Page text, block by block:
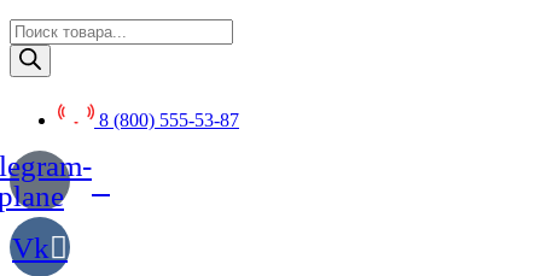
Поиск
товаров
8 (800) 555-53-87
Vk